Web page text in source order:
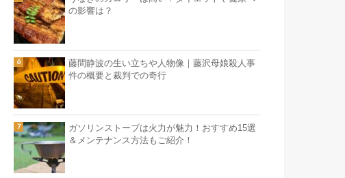
の影響は？
藤間静波の生い立ちや人物像｜藤沢母娘殺人事
件の概要と裁判での奇行
ガソリンストーブは火力が魅力！おすすめ15選
＆メンテナンス方法もご紹介！